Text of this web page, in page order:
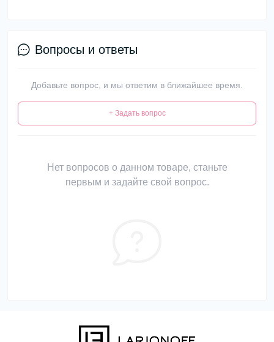
Вопросы и ответы
Добавьте вопрос, и мы ответим в ближайшее время.
+ Задать вопрос
Нет вопросов о данном товаре, станьте
первым и задайте свой вопрос.